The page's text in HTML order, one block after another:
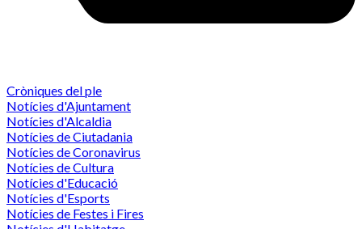
Cròniques del ple
Notícies d'Ajuntament
Notícies d'Alcaldia
Notícies de Ciutadania
Notícies de Coronavirus
Notícies de Cultura
Notícies d'Educació
Notícies d'Esports
Notícies de Festes i Fires